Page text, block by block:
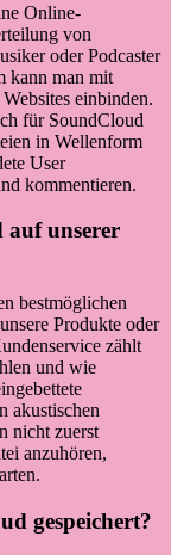
Online-
von
oder Podcaster
kann man mit
einbinden.
für SoundCloud
in Wellenform
User
kommentieren.
auf unserer
bestmöglichen
Produkte oder
zählt
und wie
akustischen
nicht zuerst
anzuhören,
gespeichert?